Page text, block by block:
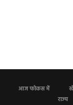
आज फोकस में
राज्य